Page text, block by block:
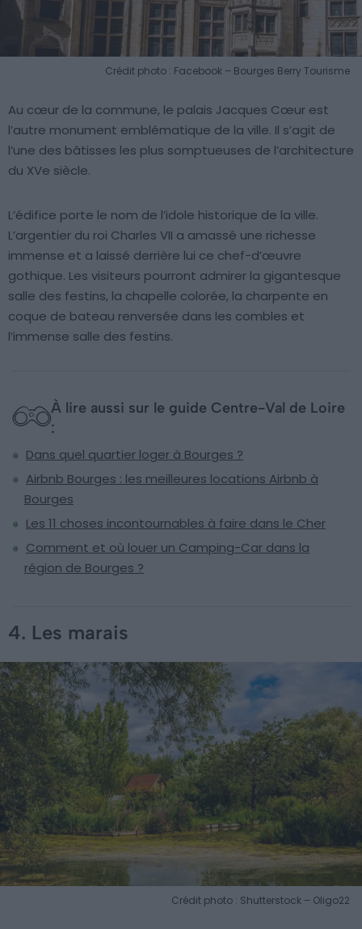
Crédit photo : Facebook – Bourges Berry Tourisme
Au cœur de la commune, le palais Jacques Cœur est
l’autre monument emblématique de la ville. Il s’agit de
l’une des bâtisses les plus somptueuses de l’architecture
du XVe siècle.
L’édifice porte le nom de l’idole historique de la ville.
L’argentier du roi Charles VII a amassé une richesse
immense et a laissé derrière lui ce chef-d’œuvre
gothique. Les visiteurs pourront admirer la gigantesque
salle des festins, la chapelle colorée, la charpente en
coque de bateau renversée dans les combles et
l’immense salle des festins.
À lire aussi sur le guide Centre-Val de Loire
:
Dans quel quartier loger à Bourges ?
Airbnb Bourges : les meilleures locations Airbnb à
Bourges
Les 11 choses incontournables à faire dans le Cher
Comment et où louer un Camping-Car dans la
région de Bourges ?
4. Les marais
Crédit photo : Shutterstock – Oligo22